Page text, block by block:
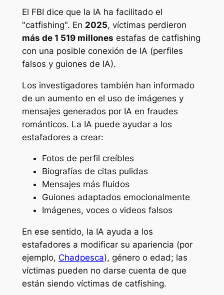
El FBI dice que la IA ha facilitado el
"catfishing". En 2025, víctimas perdieron
más de 1 519 millones estafas de catfishing
con una posible conexión de IA (perfiles
falsos y guiones de IA).
Los investigadores también han informado
de un aumento en el uso de imágenes y
mensajes generados por IA en fraudes
románticos. La IA puede ayudar a los
estafadores a crear:
Fotos de perfil creíbles
Biografías de citas pulidas
Mensajes más fluidos
Guiones adaptados emocionalmente
Imágenes, voces o videos falsos
En ese sentido, la IA ayuda a los
estafadores a modificar su apariencia (por
ejemplo, Chadpesca), género o edad; las
víctimas pueden no darse cuenta de que
están siendo víctimas de catfishing.